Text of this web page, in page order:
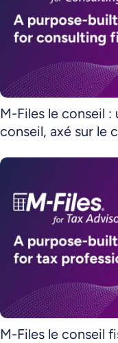
M-Files le conseil
conseil, axé sur le
M-Files le conseil